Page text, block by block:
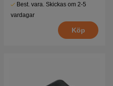
Best. vara. Skickas om 2-5
vardagar
Köp